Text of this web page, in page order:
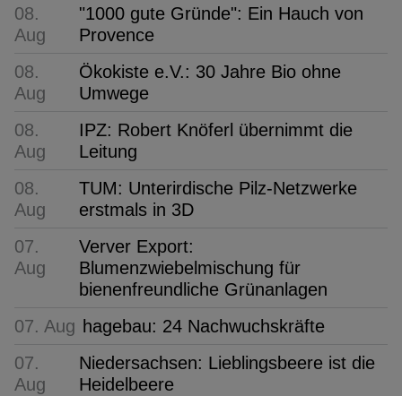
08.
Aug
"1000 gute Gründe": Ein Hauch von
Provence
08.
Aug
Ökokiste e.V.: 30 Jahre Bio ohne
Umwege
08.
Aug
IPZ: Robert Knöferl übernimmt die
Leitung
08.
Aug
TUM: Unterirdische Pilz-Netzwerke
erstmals in 3D
07.
Aug
Verver Export:
Blumenzwiebelmischung für
bienenfreundliche Grünanlagen
07. Aug hagebau: 24 Nachwuchskräfte
07.
Aug
Niedersachsen: Lieblingsbeere ist die
Heidelbeere